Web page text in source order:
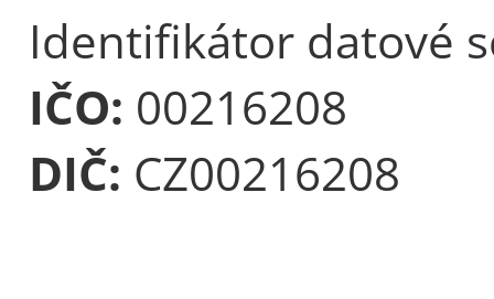
Identifikátor datové
IČO: 00216208
DIČ: CZ00216208